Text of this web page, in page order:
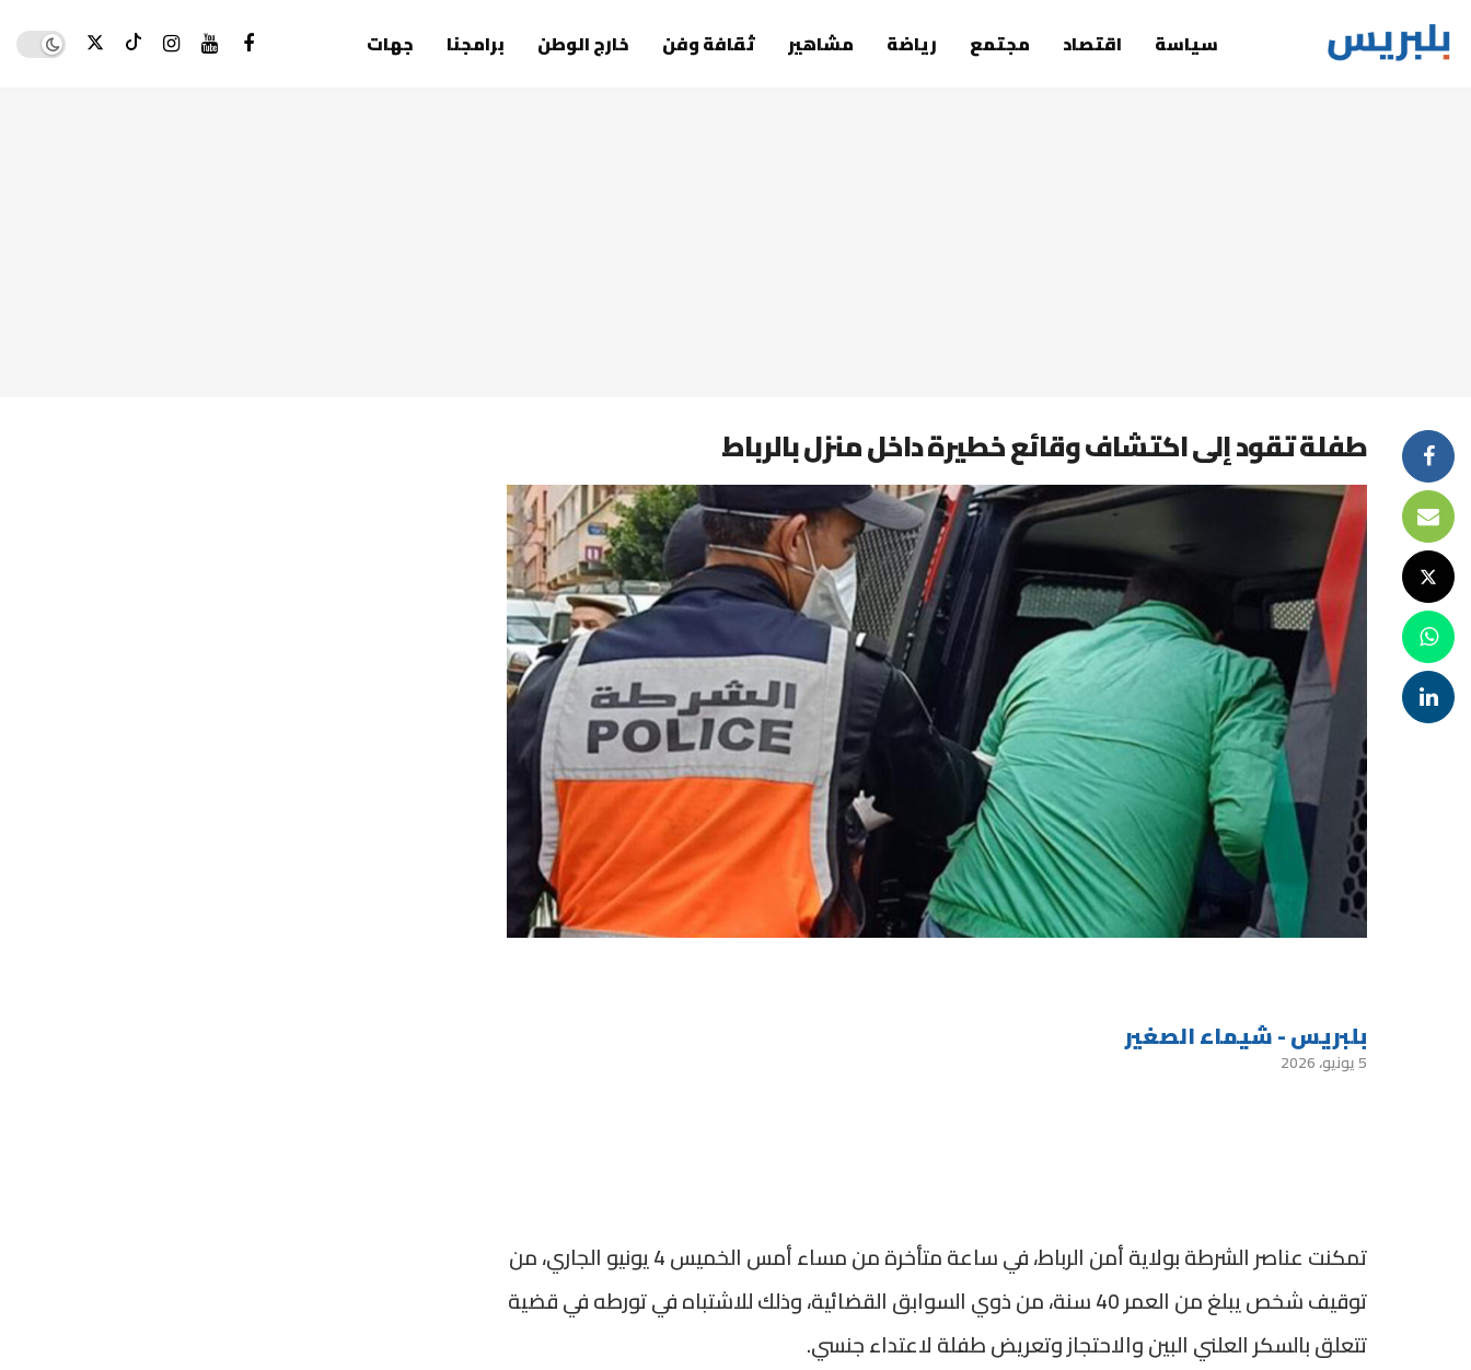
سياسة اقتصاد مجتمع رياضة مشاهير ثقافة وفن خارج الوطن برامجنا جهات mode
طفلة تقود إلى اكتشاف وقائع خطيرة داخل منزل بالرباط
بلبريس - شيماء الصغير
5 يونيو، 2026
تمكنت عناصر الشرطة بولاية أمن الرباط، في ساعة متأخرة من مساء أمس الخميس 4 يونيو الجاري، من
توقيف شخص يبلغ من العمر 40 سنة، من ذوي السوابق القضائية، وذلك للاشتباه في تورطه في قضية
تتعلق بالسكر العلني البين والاحتجاز وتعريض طفلة لاعتداء جنسي.